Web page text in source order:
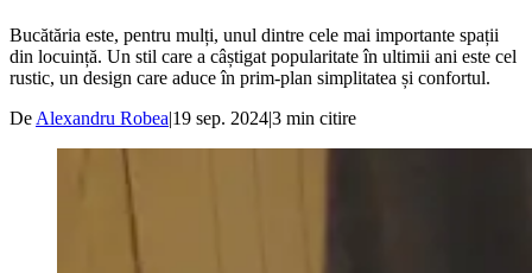
Bucătăria este, pentru mulți, unul dintre cele mai importante spații
din locuință. Un stil care a câștigat popularitate în ultimii ani este cel
rustic, un design care aduce în prim-plan simplitatea și confortul.
De Alexandru Robea|19 sep. 2024|3 min citire